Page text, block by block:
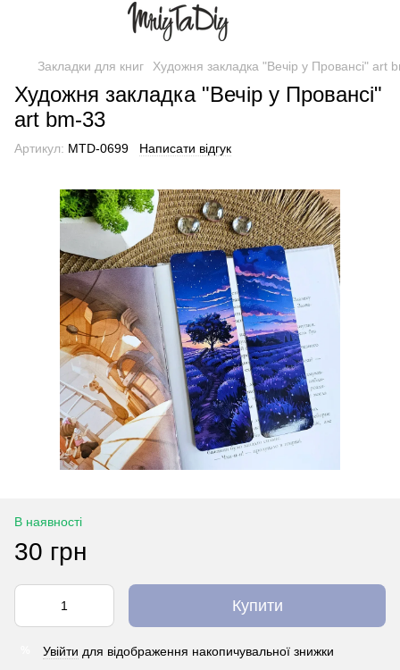
Закладки для книг Художня закладка "Вечір у Провансі" art
Художня закладка "Вечір у Провансі"
art bm-33
Артикул: MTD-0699 Написати відгук
В наявності
30 грн
Купити
Увійти для відображення накопичувальної знижки